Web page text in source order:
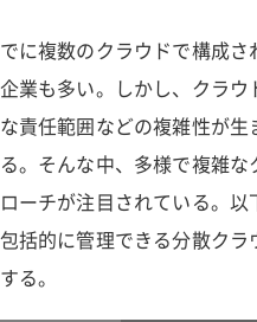
に複数のクラウドで構成さ
業も多い。しかし、クラウ
責任範囲などの複雑性が生
。そんな中、多様で複雑な
ーチが注目されている。以
括的に管理できる分散クラ
る。